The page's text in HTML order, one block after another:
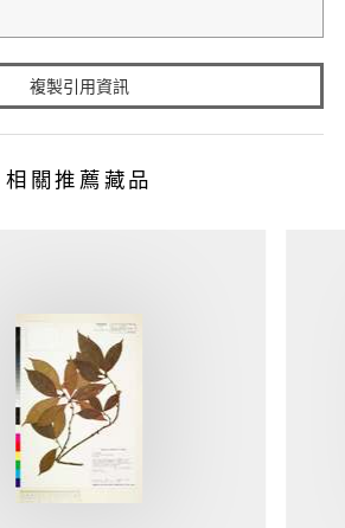
複製引用資訊
相關推薦藏品